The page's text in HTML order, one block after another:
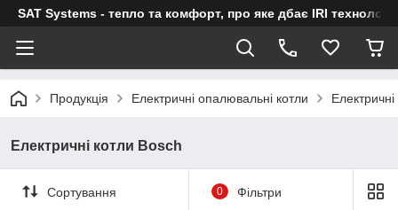
SAT Systems - тепло та комфорт, про яке дбає IRI технологія
Продукція Електричні опалювальні котли
Електричні котли Bosch
Сортування 0 Фільтри